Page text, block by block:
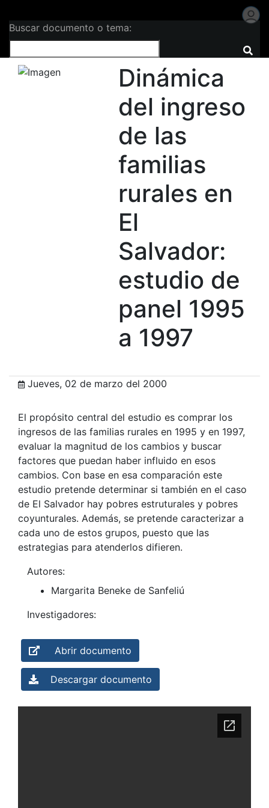
Buscar documento o tema:
Dinámica
del ingreso
de las
familias
rurales en
El
Salvador:
estudio de
panel 1995
a 1997
Jueves, 02 de marzo del 2000
El propósito central del estudio es comprar los
ingresos de las familias rurales en 1995 y en 1997,
evaluar la magnitud de los cambios y buscar
factores que puedan haber influido en esos
cambios. Con base en esa comparación este
estudio pretende determinar si también en el caso
de El Salvador hay pobres estruturales y pobres
coyunturales. Además, se pretende caracterizar a
cada uno de estos grupos, puesto que las
estrategias para atenderlos difieren.
Autores:
Margarita Beneke de Sanfeliú
Investigadores:
Abrir documento
Descargar documento